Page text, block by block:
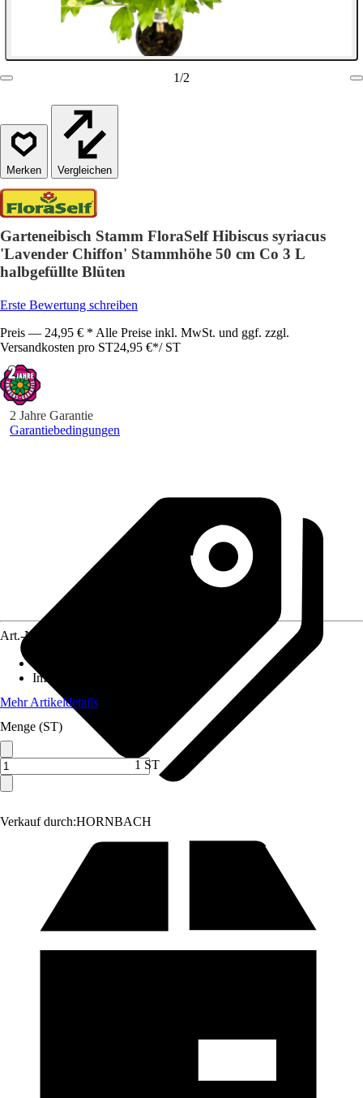
1/2
Vergleichen
Garteneibisch Stamm FloraSelf Hibiscus syriacus
'Lavender Chiffon' Stammhöhe 50 cm Co 3 L
halbgefüllte Blüten
Erste Bewertung schreiben
Preis — 24,95 € * Alle Preise inkl. MwSt. und ggf. zzgl.
Versandkosten pro ST24,95 €*/ ST
2 Jahre Garantie
Garantiebedingungen
Verkauf durch:HORNBACH
Art.-Nr.
Immergrün
Mehr Artikeldetails
Menge (ST)
1 ST